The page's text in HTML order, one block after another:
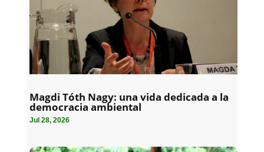
Magdi Tóth Nagy: una vida dedicada a la
democracia ambiental
Jul 28, 2026